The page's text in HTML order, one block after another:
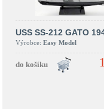
USS SS-212 GATO
Výrobce: Easy Model